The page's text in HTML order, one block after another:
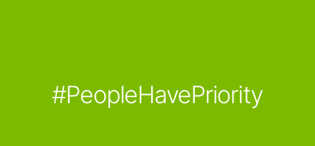
#PeopleHavePriority